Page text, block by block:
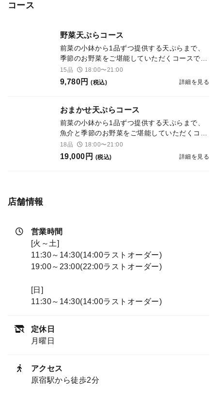
コース
野菜天ぷらコース
前菜の小鉢から1品ずつ提供する天ぷらまで、
季節のお野菜をご堪能していただくコースで
す。2日前までのお問い合わせで、ヴィーガン
対応の内容にご変更いただけます(前日、当日
15品 18:00〜21:00
9,780円 (税込) 詳細を見る
おまかせ天ぷらコース
前菜の小鉢から1品ずつ提供する天ぷらまで、
魚介と季節のお野菜をご堪能していただくコー
スです。
18品 18:00〜21:00
19,000円 (税込) 詳細を見る
店舗情報
営業時間
[火～土]
11:30～14:30(14:00ラストオーダー)
19:00～23:00(22:00ラストオーダー)
[日]
11:30～14:30(14:00ラストオーダー)
定休日
月曜日
アクセス
原宿駅から徒歩2分